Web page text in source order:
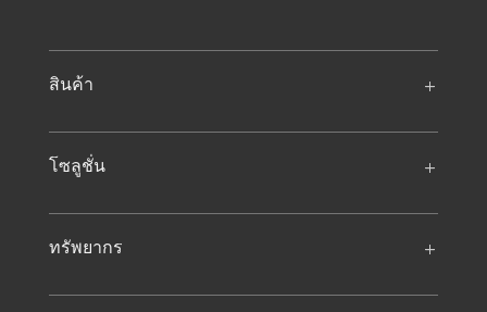
สินค้า
โซลูชั่น
ทรัพยากร